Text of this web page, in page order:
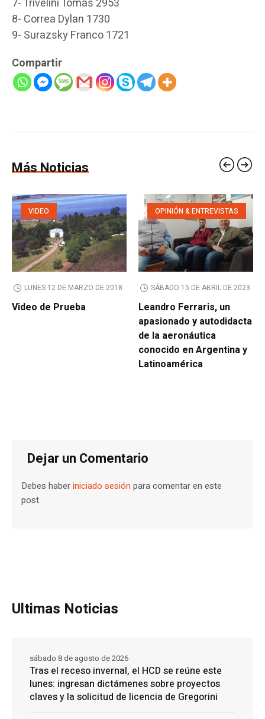
8- Correa Dylan 1730
9- Surazsky Franco 1721
Compartir
Más Noticias
VIDEO
LUNES 12 DE MARZO DE 2018
Video de Prueba
OPINIÓN & ENTREVISTAS
SÁBADO 15 DE ABRIL DE 2023
Leandro Ferraris, un
apasionado y autodidacta
de la aeronáutica
conocido en Argentina y
Latinoamérica
Dejar un Comentario
Debes haberiniciado sesión para comentar en este
post.
Ultimas Noticias
Tras el receso invernal, el HCD se reúne este
lunes: ingresan dictámenes sobre proyectos
claves y la solicitud de licencia de Gregorini
sábado 8 de agosto de 2026